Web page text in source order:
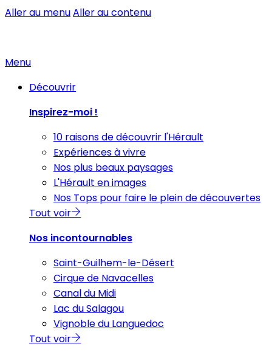
Aller au menuAller au contenu
Menu
Découvrir
Inspirez-moi !
10 raisons de découvrir l'Hérault
Expériences à vivre
Nos plus beaux paysages
L'Hérault en images
Nos Tops pour faire le plein de découvertes
Tout voir
Nos incontournables
Saint-Guilhem-le-Désert
Cirque de Navacelles
Canal du Midi
Lac du Salagou
Vignoble du Languedoc
Tout voir